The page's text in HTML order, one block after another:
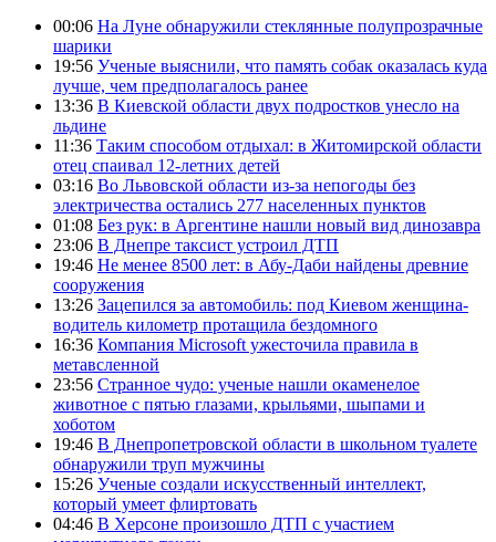
00:06 На Луне обнаружили стеклянные полупрозрачные
шарики
19:56 Ученые выяснили, что память собак оказалась куда
лучше, чем предполагалось ранее
13:36 В Киевской области двух подростков унесло на
льдине
11:36 Таким способом отдыхал: в Житомирской области
отец спаивал 12-летних детей
03:16 Во Львовской области из-за непогоды без
электричества остались 277 населенных пунктов
01:08 Без рук: в Аргентине нашли новый вид динозавра
23:06 В Днепре таксист устроил ДТП
19:46 Не менее 8500 лет: в Абу-Даби найдены древние
сооружения
13:26 Зацепился за автомобиль: под Киевом женщина-
водитель километр протащила бездомного
16:36 Компания Microsoft ужесточила правила в
метавсленной
23:56 Странное чудо: ученые нашли окаменелое
животное с пятью глазами, крыльями, шыпами и
хоботом
19:46 В Днепропетровской области в школьном туалете
обнаружили труп мужчины
15:26 Ученые создали искусственный интеллект,
который умеет флиртовать
04:46 В Херсоне произошло ДТП с участием